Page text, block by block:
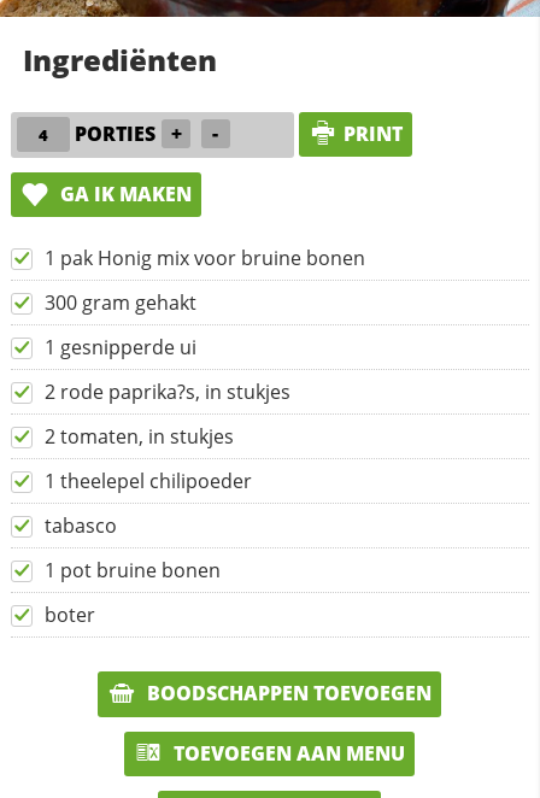
Ingrediënten
PORTIES + - PRINT
GA IK MAKEN
1 pak Honig mix voor bruine bonen
300 gram gehakt
1 gesnipperde ui
2 rode paprika?s, in stukjes
2 tomaten, in stukjes
1 theelepel chilipoeder
tabasco
1 pot bruine bonen
boter
BOODSCHAPPEN TOEVOEGEN
TOEVOEGEN AAN MENU